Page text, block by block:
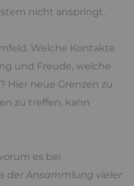
nicht anspringt.
Welche Kontakte
und Freude, welche
Hier neue Grenzen zu
zu treffen, kann
es bei
der Ansammlung vieler